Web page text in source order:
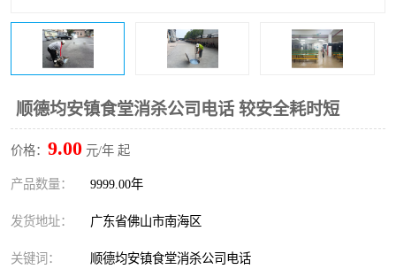
顺德均安镇食堂消杀公司电话 较安全耗时短
价格： 9.00 元/年 起
产品数量： 9999.00年
发货地址： 广东省佛山市南海区
关键词： 顺德均安镇食堂消杀公司电话